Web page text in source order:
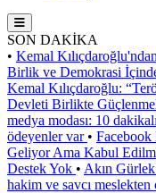
SON DAKİKA
• Kemal
Birlik ve Demokrasi
Kemal Kılıçdaroğlu:
Devleti Birlikte
medya modası: 10
ödeyenler var •
Geliyor Ama Kabul
Destek Yok • Akın
hakim ve savcı meslekten